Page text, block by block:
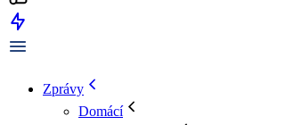
Zprávy
Domácí